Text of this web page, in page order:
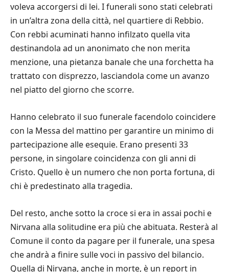
voleva accorgersi di lei. I funerali sono stati celebrati
in un’altra zona della città, nel quartiere di Rebbio.
Con rebbi acuminati hanno infilzato quella vita
destinandola ad un anonimato che non merita
menzione, una pietanza banale che una forchetta ha
trattato con disprezzo, lasciandola come un avanzo
nel piatto del giorno che scorre.
Hanno celebrato il suo funerale facendolo coincidere
con la Messa del mattino per garantire un minimo di
partecipazione alle esequie. Erano presenti 33
persone, in singolare coincidenza con gli anni di
Cristo. Quello è un numero che non porta fortuna, di
chi è predestinato alla tragedia.
Del resto, anche sotto la croce si era in assai pochi e
Nirvana alla solitudine era più che abituata. Resterà al
Comune il conto da pagare per il funerale, una spesa
che andrà a finire sulle voci in passivo del bilancio.
Quella di Nirvana, anche in morte, è un report in